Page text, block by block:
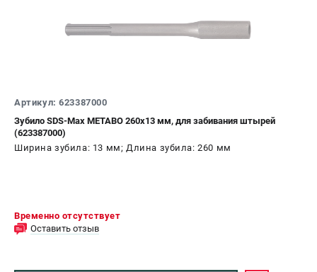
Артикул: 623387000
Зубило SDS-Max METABO 260x13 мм, для забивания штырей
(623387000)
Ширина зубила: 13 мм; Длина зубила: 260 мм
Временно отсутствует
Оставить отзыв